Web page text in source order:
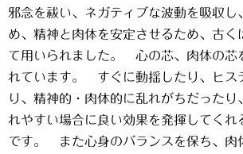
邪念を祓い、ネガティブな波動を吸収し
め、精神と肉体を安定させるため、古く
て用いられました。 心の芯、肉体の芯
れています。 すぐに動揺したり、ヒス
り、精神的・肉体的に乱れがちだったり
れやすい場合に良い効果を発揮してくれ
です。 また心身のバランスを保ち、肉